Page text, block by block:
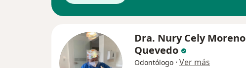
Dra. Nury Cely Moreno
Quevedo
Odontólogo · Ver más